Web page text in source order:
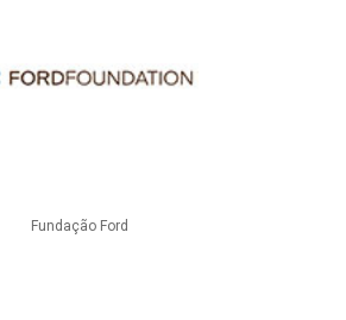
Fundação Ford